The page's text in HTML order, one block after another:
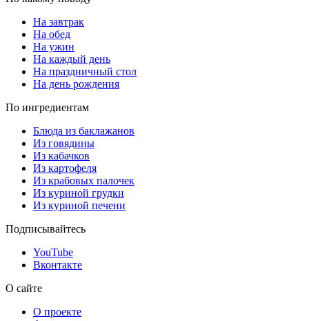
На завтрак
На обед
На ужин
На каждый день
На праздничный стол
На день рождения
По ингредиентам
Блюда из баклажанов
Из говядины
Из кабачков
Из картофеля
Из крабовых палочек
Из куриной грудки
Из куриной печени
Подписывайтесь
YouTube
Вконтакте
О сайте
О проекте